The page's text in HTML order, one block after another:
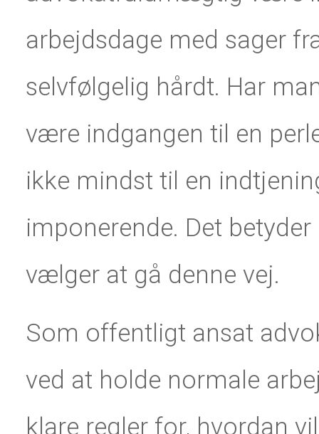
arbejdsdage med sager
selvfølgelig hårdt. Har
være indgangen til en
ikke mindst til en
imponerende. Det
vælger at gå denne vej.
Som offentligt ansat
ved at holde normale
klare regler for, hvordan